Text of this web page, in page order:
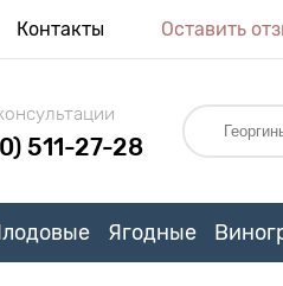
Контакты Оставить
511-27-28
Ягодные